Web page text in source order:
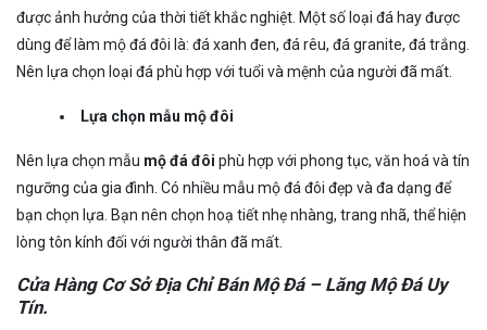
được ảnh hưởng của thời tiết khắc nghiệt. Một số loại đá hay được
dùng để làm mộ đá đôi là: đá xanh đen, đá rêu, đá granite, đá trắng.
Nên lựa chọn loại đá phù hợp với tuổi và mệnh của người đã mất.
Lựa chọn mẫu mộ đôi
Nên lựa chọn mẫu mộ đá đôi phù hợp với phong tục, văn hoá và tín
ngưỡng của gia đình. Có nhiều mẫu mộ đá đôi đẹp và đa dạng để
bạn chọn lựa. Bạn nên chọn hoạ tiết nhẹ nhàng, trang nhã, thể hiện
lòng tôn kính đối với người thân đã mất.
Cửa Hàng Cơ Sở Địa Chỉ Bán Mộ Đá – Lăng Mộ Đá Uy
Tín.